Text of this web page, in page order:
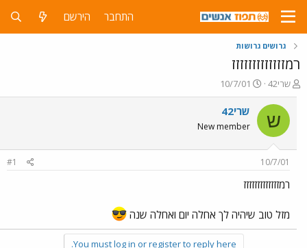
התחבר הירשם
גרושים גרושות
רמזזזזזזזזזזזזז
פ
ו
ת
ח
ה
ש
א
שרי42
פ
ו
ר
ם
ר
10/7/01
ש שרי42
New member
10/7/01
#1
רמזזזזזזזזזזזזז
מזל טוב שיהיה לך אחלה יום ואחלה שנה
You must log in or register to reply here.